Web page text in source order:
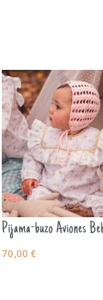
Pijama-buzo Aviones
70,00€